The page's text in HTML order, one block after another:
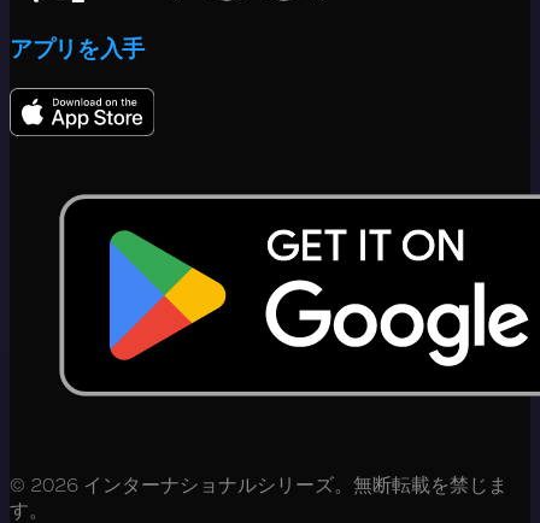
アプリを入手
© 2026 インターナショナルシリーズ。無断転載を禁じま
す。